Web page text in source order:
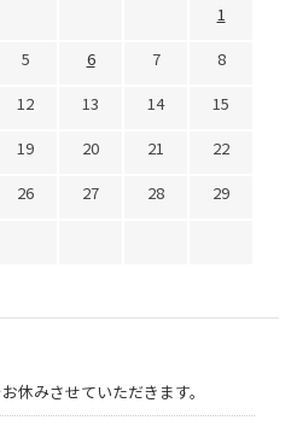
1
5 6 7
8
12 13 14
15
19 20 21
22
26 27 28
29
休みさせていただきます。